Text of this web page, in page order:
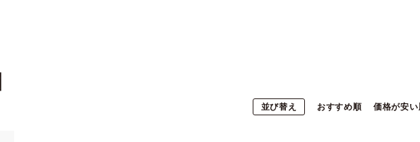
並び替え おすすめ順 価格が安い